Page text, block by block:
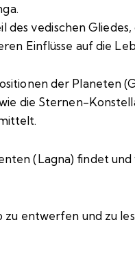
des vedischen
Einflüsse auf die
der Planeten
die Sternen-
(Lagna) findet
entwerfen und zu